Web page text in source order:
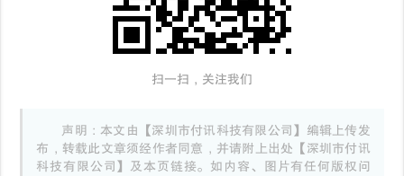
扫一扫，关注我们
声明：本文由【深圳市付讯科技有限公司】编辑上传发
布，转载此文章须经作者同意，并请附上出处【深圳市付讯
科技有限公司】及本页链接。如内容、图片有任何版权问